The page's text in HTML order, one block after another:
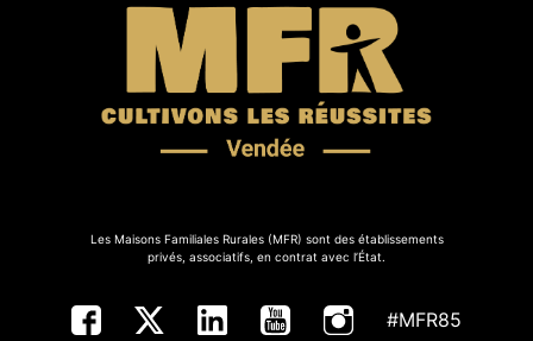
Les Maisons Familiales Rurales (MFR) sont des établissements
privés, associatifs, en contrat avec l’État.
#MFR85